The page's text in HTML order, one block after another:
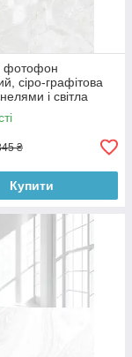
фотофон
сіро-графітова
і світла
підлога 60×90 см,
₴
Купити